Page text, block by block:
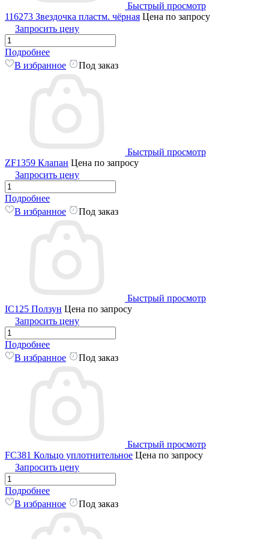
Быстрый просмотр
116273 Звездочка пластм. чёрная Цена по запросу
Запросить цену
Подробнее
В избранное
Под заказ
Быстрый просмотр
ZF1359 Клапан Цена по запросу
Запросить цену
Подробнее
В избранное
Под заказ
Быстрый просмотр
IC125 Ползун Цена по запросу
Запросить цену
Подробнее
В избранное
Под заказ
Быстрый просмотр
FC381 Кольцо уплотнительное Цена по запросу
Запросить цену
Подробнее
В избранное
Под заказ